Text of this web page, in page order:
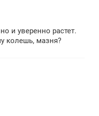
и уверенно растет.
колешь, мазня?